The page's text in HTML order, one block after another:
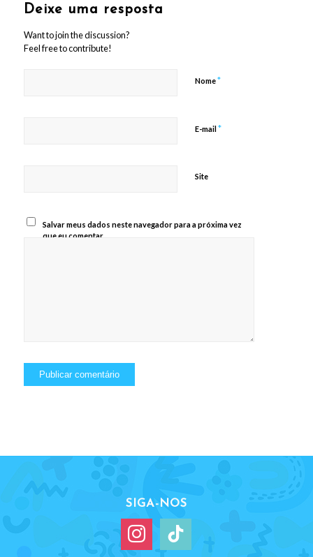
Deixe uma resposta
Want to join the discussion?
Feel free to contribute!
Nome*
E-mail *
Site
Salvar meus dados neste navegador para a próxima vez
que eu comentar.
SIGA-NOS
instagram tiktok